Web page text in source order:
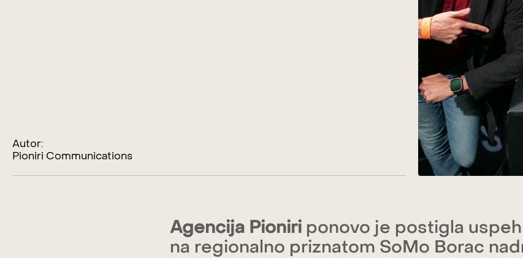
Autor:
Pioniri Communications
Agencija Pioniri ponovo je postigla
na regionalno priznatom SoMo Borac